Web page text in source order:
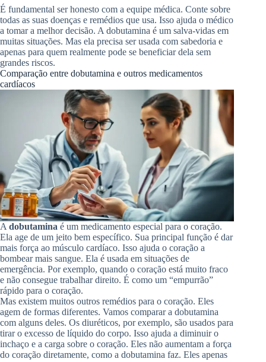
É fundamental ser honesto com a equipe médica. Conte sobre
todas as suas doenças e remédios que usa. Isso ajuda o médico
a tomar a melhor decisão. A dobutamina é um salva-vidas em
muitas situações. Mas ela precisa ser usada com sabedoria e
apenas para quem realmente pode se beneficiar dela sem
grandes riscos.
Comparação entre dobutamina e outros medicamentos
cardíacos
A dobutamina é um medicamento especial para o coração.
Ela age de um jeito bem específico. Sua principal função é dar
mais força ao músculo cardíaco. Isso ajuda o coração a
bombear mais sangue. Ela é usada em situações de
emergência. Por exemplo, quando o coração está muito fraco
e não consegue trabalhar direito. É como um “empurrão”
rápido para o coração.
Mas existem muitos outros remédios para o coração. Eles
agem de formas diferentes. Vamos comparar a dobutamina
com alguns deles. Os diuréticos, por exemplo, são usados para
tirar o excesso de líquido do corpo. Isso ajuda a diminuir o
inchaço e a carga sobre o coração. Eles não aumentam a força
do coração diretamente, como a dobutamina faz. Eles apenas